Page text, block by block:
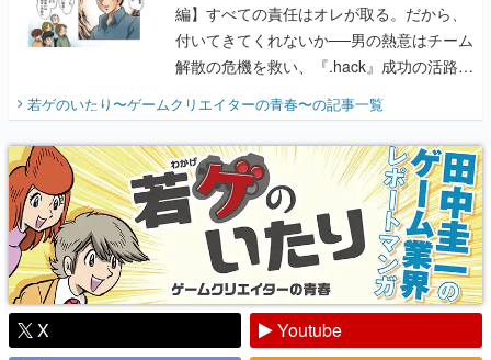
編】すべての責任はオレが取る。だから、
付いてきてくれないか──男の熱意はチーム
解散の危機を救い、『.hack』成功の活路を
開く。業界の快男児・松山 洋に流れる血は
『少年ジャンプ』色だった【若ゲのいた
り】
若ゲのいたり〜ゲームクリエイターの青春〜の記事一覧
X
Youtube